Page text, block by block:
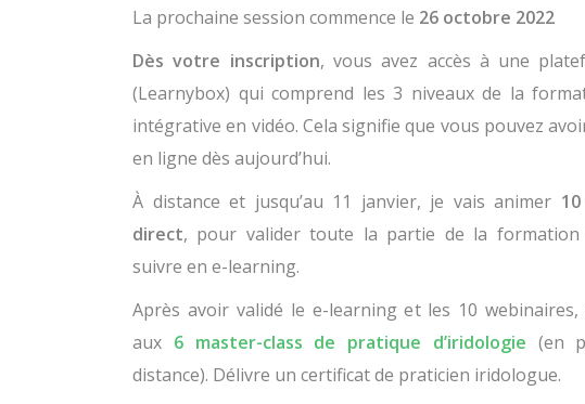
La prochaine session commence le 26 octobre 2022
Dès votre inscription, vous avez accès à une
(Learnybox) qui comprend les 3 niveaux de la
intégrative en vidéo. Cela signifie que vous pouvez
en ligne dès aujourd’hui.
À distance et jusqu’au 11 janvier, je vais animer
direct, pour valider toute la partie de la formation
suivre en e-learning.
Après avoir validé le e-learning et les 10 webinaires,
aux 6 master-class de pratique d’iridologie (en
distance). Délivre un certificat de praticien iridologue.